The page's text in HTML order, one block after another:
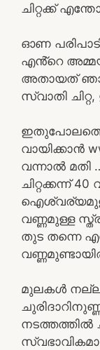
ചിറ്റക്ക്
ഓണ
എൻ്റെ
അതായത് ഞാൻ
സ്വാതി
വായിക്കാൻ
വന്നാൽ മതി
ചിറ്റക്കന്ന്
വണ്ണമുള്ള
തുട തന്നെ
മുലകൾ നല്ല
നടത്തത്തിൽ